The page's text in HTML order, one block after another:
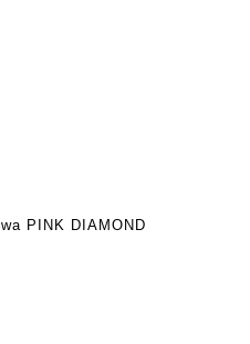
PINK DIAMOND